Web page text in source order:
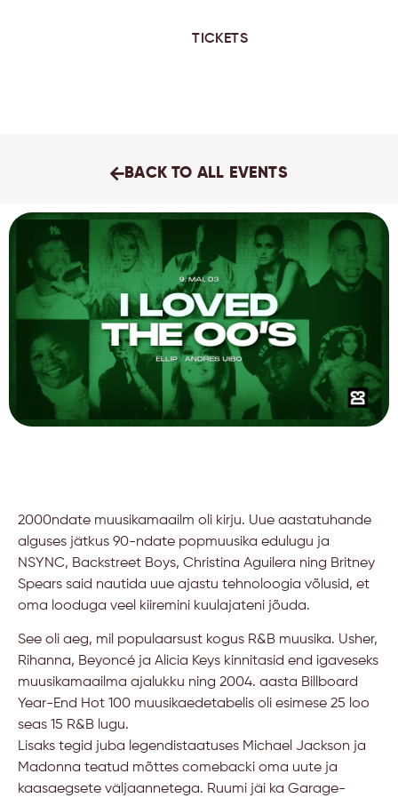
TICKETS
BACK TO ALL EVENTS
2000ndate muusikamaailm oli kirju. Uue aastatuhande
alguses jätkus 90-ndate popmuusika edulugu ja
NSYNC, Backstreet Boys, Christina Aguilera ning Britney
Spears said nautida uue ajastu tehnoloogia võlusid, et
oma looduga veel kiiremini kuulajateni jõuda.
See oli aeg, mil populaarsust kogus R&B muusika. Usher,
Rihanna, Beyoncé ja Alicia Keys kinnitasid end igaveseks
muusikamaailma ajalukku ning 2004. aasta Billboard
Year-End Hot 100 muusikaedetabelis oli esimese 25 loo
seas 15 R&B lugu.
Lisaks tegid juba legendistaatuses Michael Jackson ja
Madonna teatud mõttes comebacki oma uute ja
kaasaegsete väljaannetega. Ruumi jäi ka Garage-